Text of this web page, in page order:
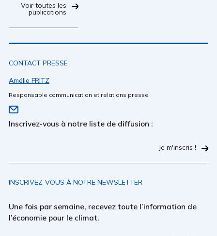
Voir toutes les
publications
CONTACT PRESSE
Amélie FRITZ
Responsable communication et relations presse
Inscrivez-vous à notre liste de diffusion :
Je m'inscris !
INSCRIVEZ-VOUS À NOTRE NEWSLETTER
Une fois par semaine, recevez toute l’information de
l’économie pour le climat.